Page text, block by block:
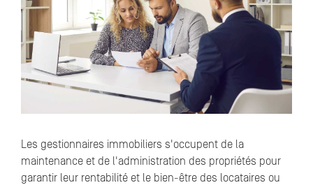
Les gestionnaires immobiliers s'occupent de la
maintenance et de l'administration des propriétés pour
garantir leur rentabilité et le bien-être des locataires ou